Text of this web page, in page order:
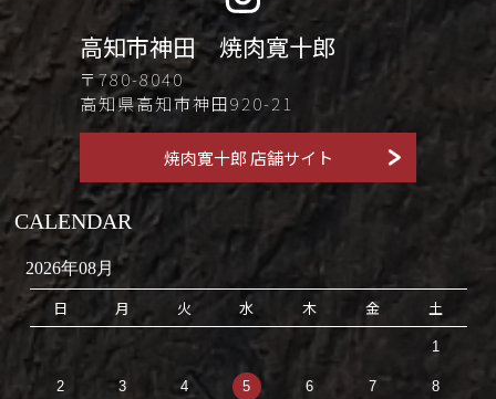
高知市神田 焼肉寛十郎
〒780-8040
高知県高知市神田920-21
焼肉寛十郎 店舗サイト
CALENDAR
2026年08月
日 月 火 水 木 金 土
1
2 3 4 5 6 7 8